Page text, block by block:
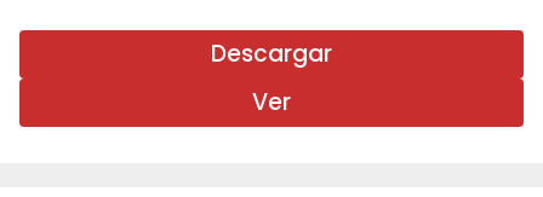
Descargar
Ver